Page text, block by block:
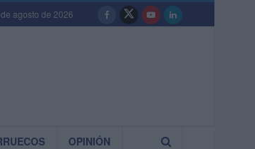
agosto de 2026
OPINIÓN